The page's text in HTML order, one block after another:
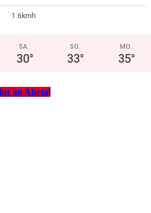
1.6kmh
SA.
30°
SO.
33°
MO.
35°
im Ahrtal